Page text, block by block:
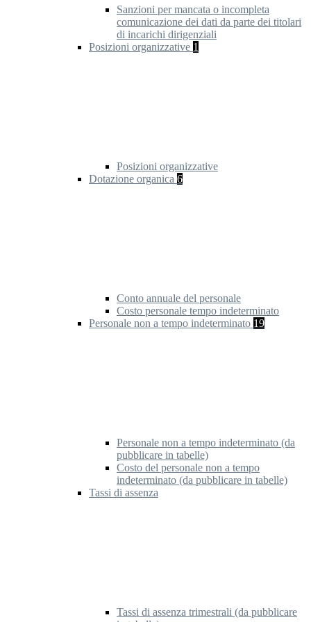
Sanzioni per mancata o incompleta
comunicazione dei dati da parte dei titolari
di incarichi dirigenziali
Posizioni organizzative 1
Posizioni organizzative
Dotazione organica 6
Conto annuale del personale
Costo personale tempo indeterminato
Personale non a tempo indeterminato 19
Personale non a tempo indeterminato (da
pubblicare in tabelle)
Costo del personale non a tempo
indeterminato (da pubblicare in tabelle)
Tassi di assenza
Tassi di assenza trimestrali (da pubblicare